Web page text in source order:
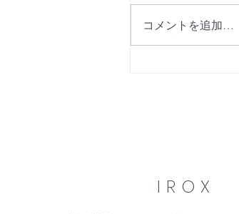
コメントを追加…
IROX